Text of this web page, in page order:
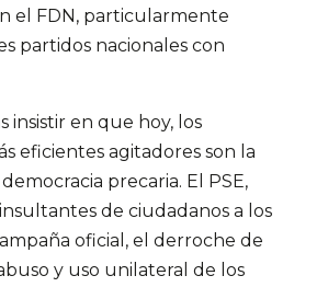
el FDN, particularmente
partidos nacionales con
insistir en que hoy, los
eficientes agitadores son la
precaria. El PSE,
insultantes de ciudadanos a los
oficial, el derroche de
y uso unilateral de los